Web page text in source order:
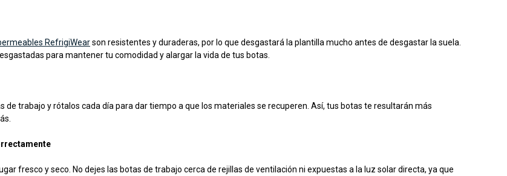
RefrigiWearson resistentes y duraderas, por lo que desgastará la plantilla mucho antes de desgastar la suela.
para mantener tu comodidad y alargar la vida de tus botas.
de trabajo y rótalos cada día para dar tiempo a que los materiales se recuperen. Así, tus botas te resultarán más
fresco y seco. No dejes las botas de trabajo cerca de rejillas de ventilación ni expuestas a la luz solar directa, ya que